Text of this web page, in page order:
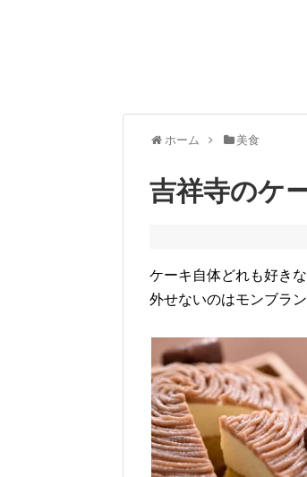
ホーム 美食
吉祥寺のケ
ケーキ自体どれも好き
外せないのはモンブラン